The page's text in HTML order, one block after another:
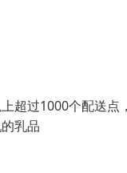
超过1000个配送点
乳品